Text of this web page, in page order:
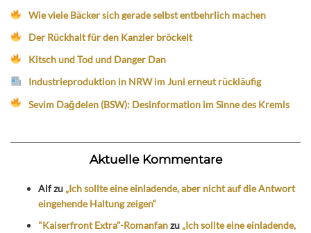
Wie viele Bäcker sich gerade selbst entbehrlich machen
Der Rückhalt für den Kanzler bröckelt
Kitsch und Tod und Danger Dan
Industrieproduktion in NRW im Juni erneut rückläufig
Sevim Dağdelen (BSW): Desinformation im Sinne des Kremls
Aktuelle Kommentare
Alfzu „Ich sollte eine einladende, aber nicht auf die Antwort
eingehende Haltung zeigen“
"Kaiserfront Extra"-Romanfanzu „Ich sollte eine einladende,